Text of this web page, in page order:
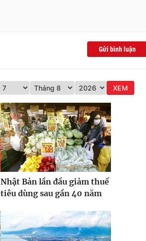
Gửi bình luận
XEM
Nhật Bản lần đầu giảm thuế
tiêu dùng sau gần 40 năm